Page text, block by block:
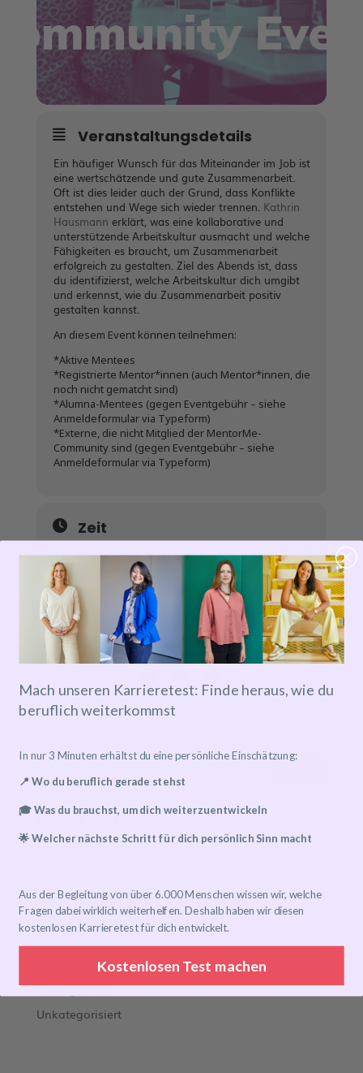
Veranstaltungsdetails
Ein häufiger Wunsch für das Miteinander im Job ist
eine wertschätzende und gute Zusammenarbeit.
Oft ist dies leider auch der Grund, dass Konflikte
entstehen und Wege sich wieder trennen. Kathrin
Hausmann erklärt, was eine kollaborative und
unterstützende Arbeitskultur ausmacht und welche
Fähigkeiten es braucht, um Zusammenarbeit
erfolgreich zu gestalten. Ziel des Abends ist, dass
du identifizierst, welche Arbeitskultur dich umgibt
und erkennst, wie du Zusammenarbeit positiv
gestalten kannst.
An diesem Event können teilnehmen:
*Aktive Mentees
*Registrierte Mentor*innen (auch Mentor*innen, die
noch nicht gematcht sind)
*Alumna-Mentees (gegen Eventgebühr – siehe
Anmeldeformular via Typeform)
*Externe, die nicht Mitglied der MentorMe-
Community sind (gegen Eventgebühr – siehe
Anmeldeformular via Typeform)
Zeit
27.06.202319:00-20:00
HIER ANMELDEN!
Recent Posts
Mentoring Journeys
Transformation leben: Orphoz meets MentorMe
zeb & MentorMe: Entwicklung neu gedacht
Inside Mentoring
Categories
Unkategorisiert
Mach unseren Karrieretest: Finde heraus, wie du
beruflich weiterkommst
In nur 3 Minuten erhältst du eine persönliche Einschätzung:
📍 Wo du beruflich gerade stehst
🎓 Was du brauchst, um dich weiterzuentwickeln
🌟 Welcher nächste Schritt für dich persönlich Sinn macht
Aus der Begleitung von über 6.000 Menschen wissen wir, welche
Fragen dabei wirklich weiterhelfen. Deshalb haben wir diesen
kostenlosen Karrieretest für dich entwickelt.
Kostenlosen Test machen